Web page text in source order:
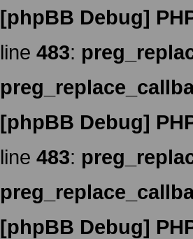
[phpBB Debug]
line 483:
[phpBB Debug]
line 483:
[phpBB Debug]